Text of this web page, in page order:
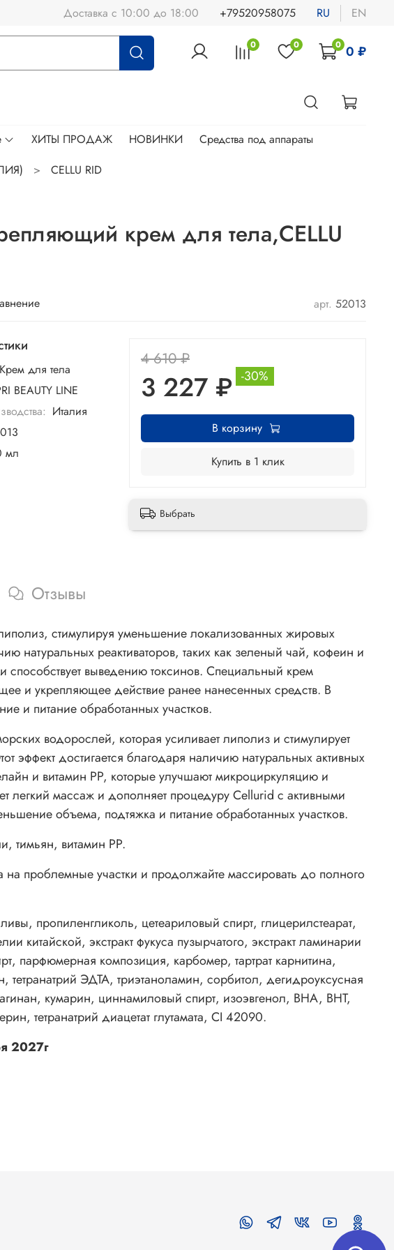
Доставка с 10:00 до 18:00 +79520958075 RU EN
0 0 0 0 ₽
ХИТЫ ПРОДАЖ НОВИНКИ
Средства под аппараты
CELLU RID
крем для тела,CELLU
арт. 52013
Крем для тела
BEAUTY LINE
Италия
мл
4 610 ₽
3 227 ₽ -30%
В корзину
Купить в 1 клик
Выбрать
Отзывы
стимулируя уменьшение локализованных жировых
натуральных реактиваторов, таких как зеленый чай, кофеин и
выведению токсинов. Специальный крем
и укрепляющее действие ранее нанесенных средств. В
и питание обработанных участков.
водорослей, которая усиливает липолиз и стимулирует
достигается благодаря наличию натуральных активных
и витамин PP, которые улучшают микроциркуляцию и
легкий массаж и дополняет процедуру Cellurid с активными
объема, подтяжка и питание обработанных участков.
тимьян, витамин PP.
проблемные участки и продолжайте массировать до полного
пропиленгликоль, цетеариловый спирт, глицерилстеарат,
китайской, экстракт фукуса пузырчатого, экстракт ламинарии
парфюмерная композиция, карбомер, тартрат карнитина,
ЭДТА, триэтаноламин, сорбитол, дегидроуксусная
кумарин, циннамиловый спирт, изоэвгенол, BHA, BHT,
тетранатрий диацетат глутамата, CI 42090.
2027г